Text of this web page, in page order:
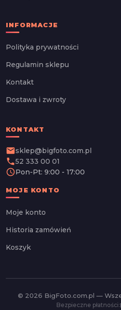
INFORMACJE
Polityka prywatności
Regulamin sklepu
Kontakt
Dostawa i zwroty
KONTAKT
emailsklep@bigfoto.com.pl
phone52 333 00 01
schedulePon-Pt: 9:00 - 17:00
MOJE KONTO
Moje konto
Historia zamówień
Koszyk
© 2026 BigFoto.com.pl —
Bezpieczne płatności: